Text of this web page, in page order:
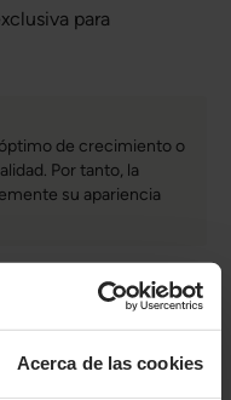
Acerca de las cookies
para
de crecimiento o
Por tanto, la
su apariencia